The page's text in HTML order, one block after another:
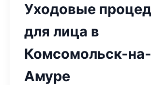
Уходовые
для лица в
Комсомольск-на-
Амуре